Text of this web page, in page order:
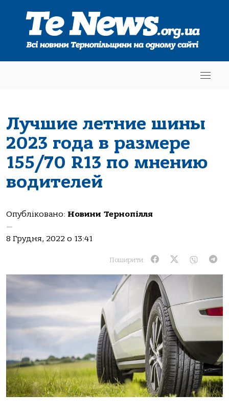
Лучшие летние шины
2023 года в размере
155/70 R13 по мнению
водителей
Опубліковано: Новини Тернопілля
—
8 Грудня, 2022 о 13:41
Поширити: